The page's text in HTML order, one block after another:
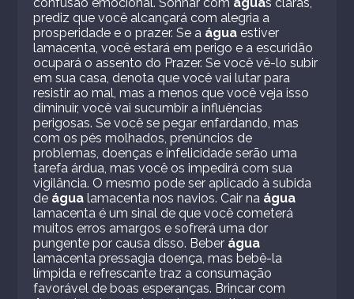
prediz que você alcançará com alegria a
prosperidade e o prazer. Se a água estiver
lamacenta, você estará em perigo e a escuridão
ocupará o assento do Prazer. Se você vê-lo subir
em sua casa, denota que você vai lutar para
resistir ao mal, mas a menos que você veja isso
diminuir, você vai sucumbir a influências
perigosas. Se você se pegar enfardando, mas
com os pés molhados, prenúncios de
problemas, doenças e infelicidade serão uma
tarefa árdua, mas você os impedirá com sua
vigilância. O mesmo pode ser aplicado à subida
de água lamacenta nos navios. Cair na água
lamacenta é um sinal de que você cometerá
muitos erros amargos e sofrerá uma dor
pungente por causa disso. Beber água
lamacenta pressagia doença, mas bebê-la
límpida e refrescante traz a consumação
favorável de boas esperanças. Brincar com